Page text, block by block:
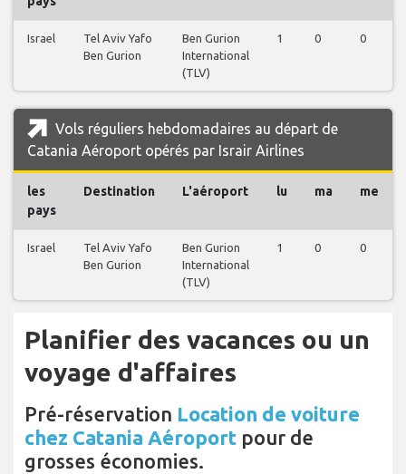
Israel
Tel Aviv Yafo
Ben Gurion
Ben Gurion
International
(TLV)
1 0 0
Vols réguliers hebdomadaires au départ de
Catania Aéroport opérés par Israir Airlines
les
pays
Destination L'aéroport lu ma me
Israel
Tel Aviv Yafo
Ben Gurion
Ben Gurion
International
(TLV)
1 0 0
Planifier des vacances ou un
voyage d'affaires
Pré-réservation Location de voiture
chez Catania Aéroport pour de
grosses économies.